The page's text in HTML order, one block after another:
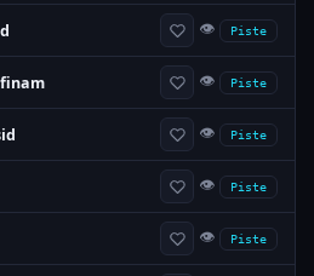
👁 Piste
👁 Piste
👁 Piste
👁 Piste
👁 Piste